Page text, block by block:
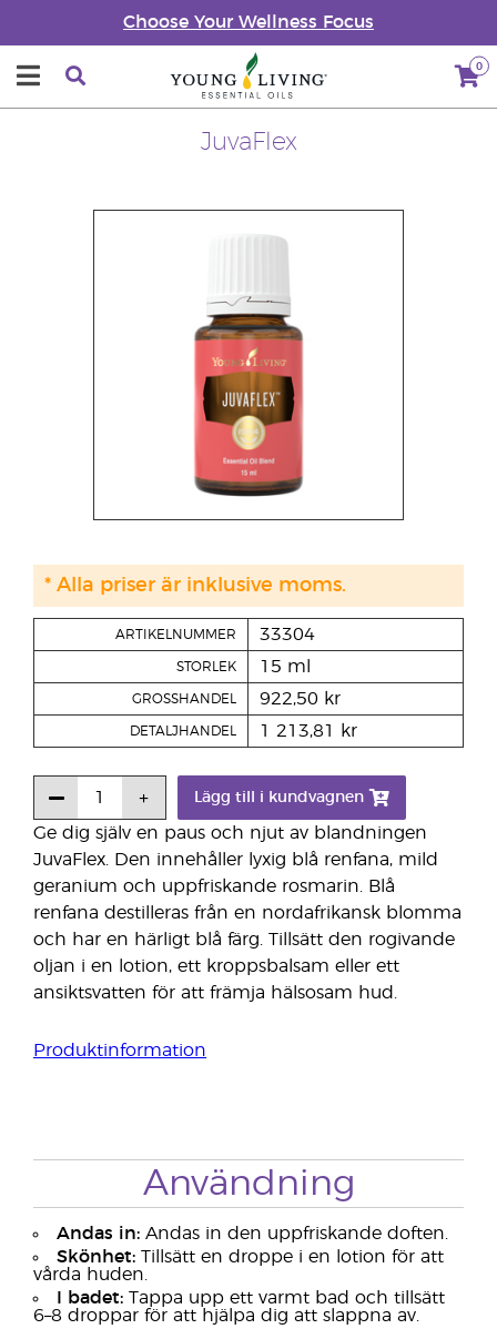
Choose Your Wellness Focus
0
JuvaFlex
Ge dig själv en paus och njut av blandningen
JuvaFlex. Den innehåller lyxig blå renfana, mild
geranium och uppfriskande rosmarin. Blå
renfana destilleras från en nordafrikansk blomma
och har en härligt blå färg. Tillsätt den rogivande
oljan i en lotion, ett kroppsbalsam eller ett
ansiktsvatten för att främja hälsosam hud.
Produktinformation
ARTIKELNUMMER 33304
STORLEK 15 ml
GROSSHANDEL 922,50 kr
DETALJHANDEL 1 213,81 kr
Lägg till i kundvagnen
* Alla priser är inklusive moms.
Användning
Andas in: Andas in den uppfriskande doften.
Skönhet: Tillsätt en droppe i en lotion för att
vårda huden.
I badet: Tappa upp ett varmt bad och tillsätt
6–8 droppar för att hjälpa dig att slappna av.